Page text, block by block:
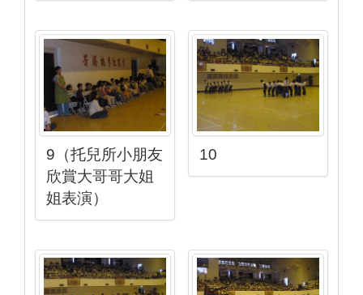
9（托兒所小朋友
欣賞大哥哥大姐
姐表演）
10